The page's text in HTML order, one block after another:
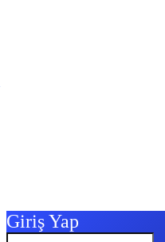
Giriş Yap